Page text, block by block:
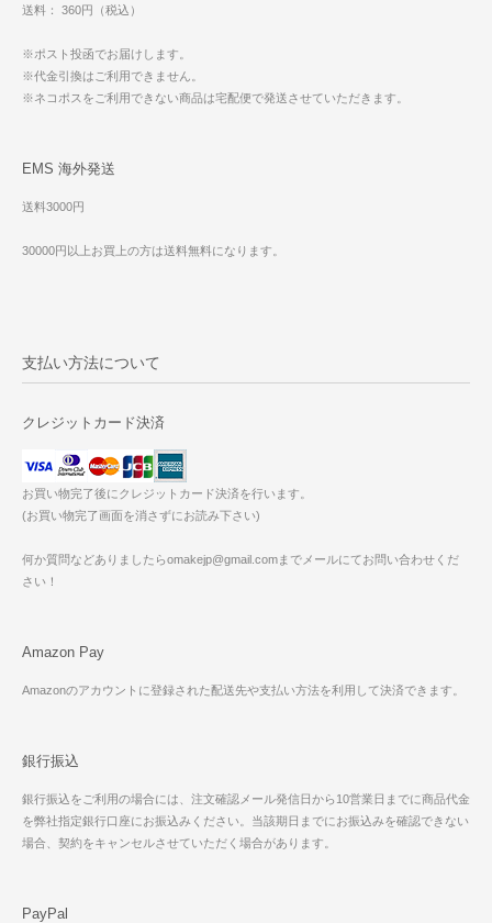
送料： 360円（税込）
※ポスト投函でお届けします。
※代金引換はご利用できません。
※ネコポスをご利用できない商品は宅配便で発送させていただきます。
EMS 海外発送
送料3000円
30000円以上お買上の方は送料無料になります。
支払い方法について
クレジットカード決済
お買い物完了後にクレジットカード決済を行います。
(お買い物完了画面を消さずにお読み下さい)
何か質問などありましたらomakejp@gmail.comまでメールにてお問い合わせくだ
さい！
Amazon Pay
Amazonのアカウントに登録された配送先や支払い方法を利用して決済できます。
銀行振込
銀行振込をご利用の場合には、注文確認メール発信日から10営業日までに商品代金
を弊社指定銀行口座にお振込みください。当該期日までにお振込みを確認できない
場合、契約をキャンセルさせていただく場合があります。
PayPal